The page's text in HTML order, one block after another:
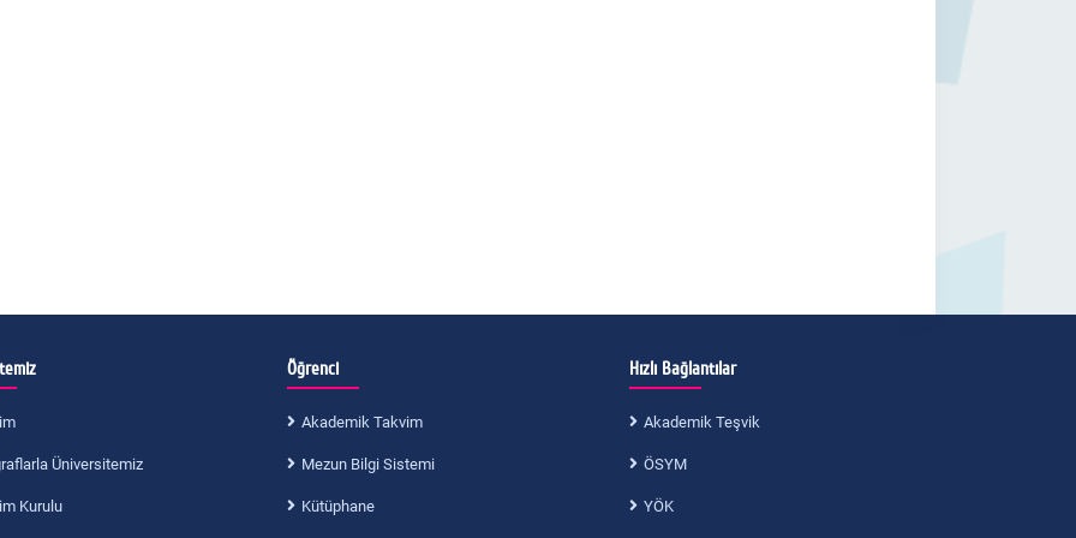
Üniversitemiz
Kurulu
Öğrenci
Akademik Takvim
Mezun Bilgi Sistemi
Kütüphane
Hızlı Bağlantılar
Akademik Teşvik
ÖSYM
YÖK